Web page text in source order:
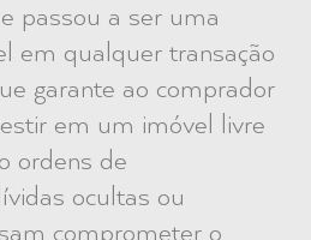
passou a ser uma
em qualquer transação
garante ao comprador
em um imóvel livre
ordens de
ocultas ou
comprometer o